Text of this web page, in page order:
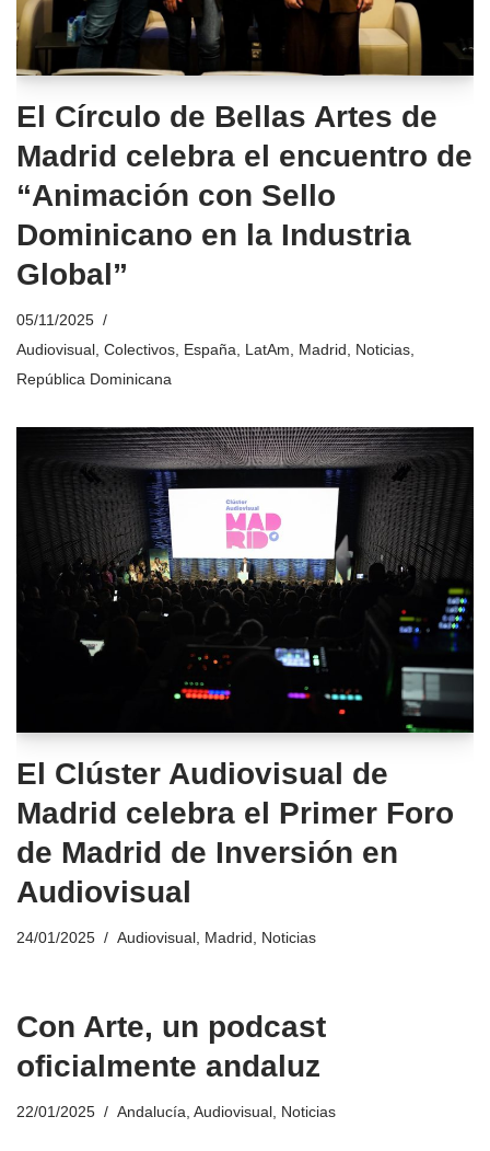
El Círculo de Bellas Artes de
Madrid celebra el encuentro de
“Animación con Sello
Dominicano en la Industria
Global”
05/11/2025
Audiovisual Colectivos España LatAm Madrid Noticias
República Dominicana
El Clúster Audiovisual de
Madrid celebra el Primer Foro
de Madrid de Inversión en
Audiovisual
24/01/2025 Audiovisual Madrid Noticias
Con Arte, un podcast
oficialmente andaluz
22/01/2025 Andalucía Audiovisual Noticias